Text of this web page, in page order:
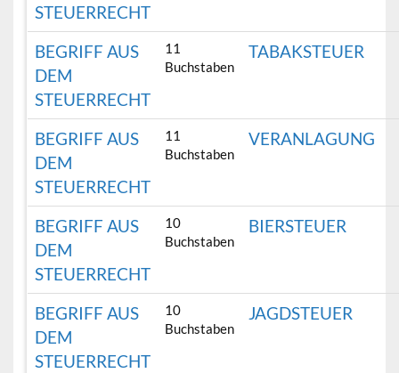
STEUERRECHT
BEGRIFF AUS
DEM
STEUERRECHT
11
Buchstaben
TABAKSTEUER
BEGRIFF AUS
DEM
STEUERRECHT
11
Buchstaben
VERANLAGUNG
BEGRIFF AUS
DEM
STEUERRECHT
10
Buchstaben
BIERSTEUER
BEGRIFF AUS
DEM
STEUERRECHT
10
Buchstaben
JAGDSTEUER